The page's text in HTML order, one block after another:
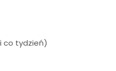
co tydzień)